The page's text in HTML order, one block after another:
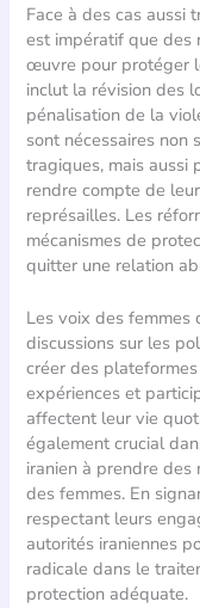
Face à des cas aussi
est impératif que des
œuvre pour protéger
inclut la révision des
pénalisation de la
sont nécessaires non
tragiques, mais aussi
rendre compte de
représailles. Les
mécanismes de
quitter une relation
Les voix des
discussions sur les
créer des
expériences et
affectent leur vie
également crucial
iranien à prendre des
des femmes. En
respectant leurs
autorités iraniennes
radicale dans le
protection adéquate.